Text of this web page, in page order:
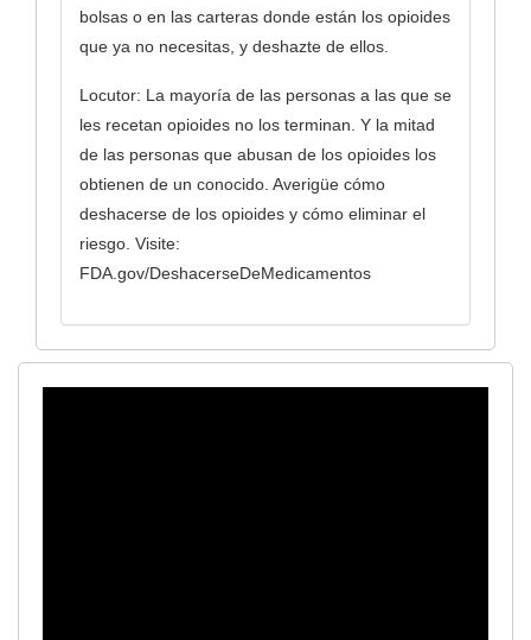
bolsas o en las carteras donde están los opioides
que ya no necesitas, y deshazte de ellos.
Locutor: La mayoría de las personas a las que se
les recetan opioides no los terminan. Y la mitad
de las personas que abusan de los opioides los
obtienen de un conocido. Averigüe cómo
deshacerse de los opioides y cómo eliminar el
riesgo. Visite:
FDA.gov/DeshacerseDeMedicamentos